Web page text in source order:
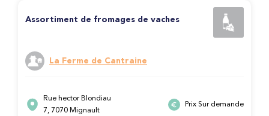
Assortiment de fromages de vaches
La Ferme de Cantraine
Rue hector Blondiau
7, 7070 Mignault
Prix Sur demande